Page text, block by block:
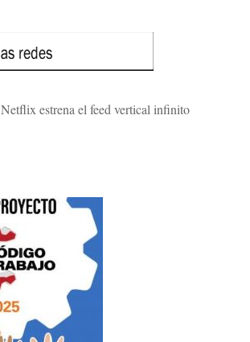
Netflix estrena el feed vertical infinito